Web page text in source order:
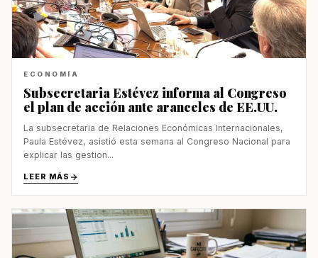
ECONOMÍA
Subsecretaria Estévez informa al Congreso
el plan de acción ante aranceles de EE.UU.
La subsecretaria de Relaciones Económicas Internacionales,
Paula Estévez, asistió esta semana al Congreso Nacional para
explicar las gestion...
LEER MÁS